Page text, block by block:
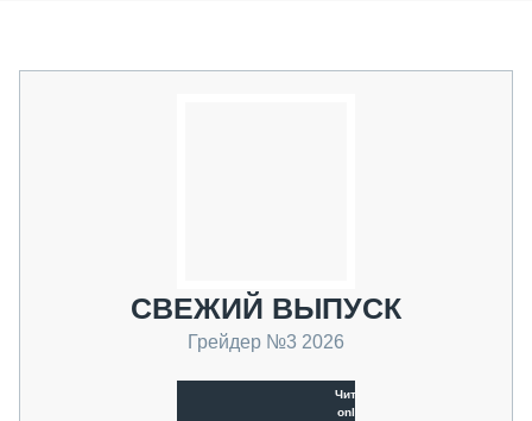
СВЕЖИЙ ВЫПУСК
Грейдер №3 2026
Читать
online